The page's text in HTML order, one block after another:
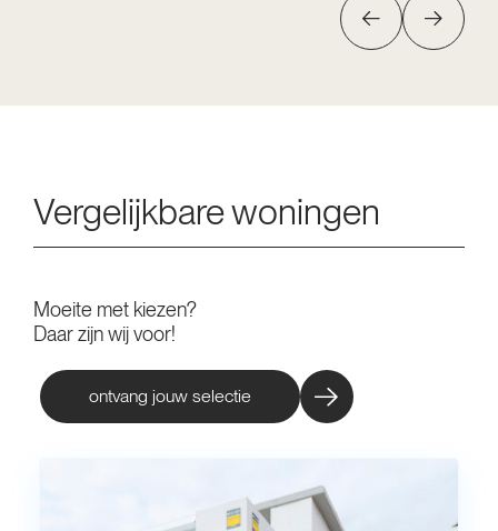
Vergelijkbare woningen
Moeite met kiezen?
Daar zijn wij voor!
ontvang jouw selectie